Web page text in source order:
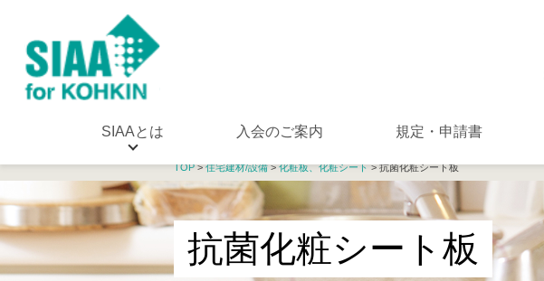
SIAAとは 入会のご案内 規定・申請書
TOP>住宅建材/設備>化粧板、化粧シート> 抗菌化粧シート板
抗菌化粧シート板